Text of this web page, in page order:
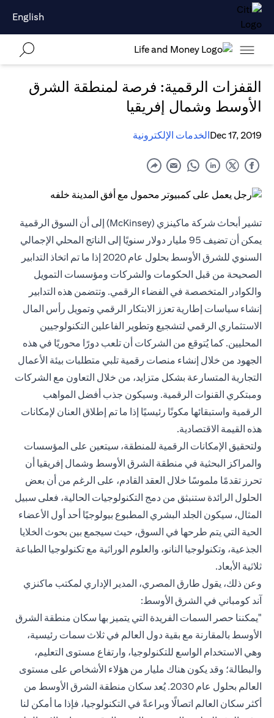
English
القفزات الرقمية: فرصة لمنطقة الشرق
الأوسط وشمال إفريقيا
Dec 17, 2019الخدمات الإلكترونية
تشير أبحاث شركة ماكينزي (McKinsey) إلى أن السوق الرقمية
يمكن أن تضيف 95 مليار دولار سنويًا إلى الناتج المحلي الإجمالي
السنوي للشرق الأوسط بحلول عام 2020 إذا ما تم اتخاذ التدابير
الصحيحة من قبل الحكومات والشركات ومؤسسات التمويل
والكوادر المتخصصة في الفضاء الرقمي. وتتضمن هذه التدابير
إنشاء سياسات إطارية تعزز الابتكار الرقمي وتمويل رأس المال
الاستثماري الرقمي لتشجيع وتطوير الفاعلين التكنولوجيين
المحليين. كما يُتوقع من الشركات أن تلعب دورًا محوريًا في هذه
الجهود من خلال إنشاء منصات رقمية تلبي متطلبات بيئة الأعمال
التجارية المتسارعة بشكل متزايد، من خلال التعاون مع الشركات
ومبتكري القنوات الرقمية. وسيكون جذب أفضل المواهب
الرقمية واستبقائها مكونًا رئيسيًا إذا ما تم إطلاق العنان لإمكانات
هذه القيمة الاقتصادية.
ولتحقيق الإمكانات الرقمية للمنطقة، سيتعين على المؤسسات
والمراكز البحثية في منطقة الشرق الأوسط وشمال إفريقيا أن
تحرز تقدمًا ملموسًا خلال العقد القادم، على الرغم من أن بعض
الحلول الرائدة ستنبثق من دمج التكنولوجيات الحالية، فعلى سبيل
المثال، سيكون الجلد البشري المطبوع بيولوجيًا أحد أول الأعضاء
الحية التي يتم طرحها في السوق، حيث سيجمع بين بحوث الخلايا
الجذعية، وتكنولوجيا النانو، والعلوم الوراثية مع تكنولوجيا الطباعة
ثلاثية الأبعاد.
وعن ذلك، يقول طارق المصري، المدير الإداري لمكتب ماكنزي
آند كومباني في الشرق الأوسط:
"يمكننا حصر السمات الفريدة التي يتميز بها سكان منطقة الشرق
الأوسط بالمقارنة مع بقية دول العالم في ثلاث سمات رئيسية،
وهي الاستخدام الواسع للتكنولوجيا، وارتفاع مستوى التعليم،
والبطالة؛ وقد يكون هناك مليار من هؤلاء الأشخاص على مستوى
العالم بحلول عام 2030. يُعد سكان منطقة الشرق الأوسط من
أكثر سكان العالم اتصالًا وبراعةً في التكنولوجيا، فإذا ما أمكن لنا